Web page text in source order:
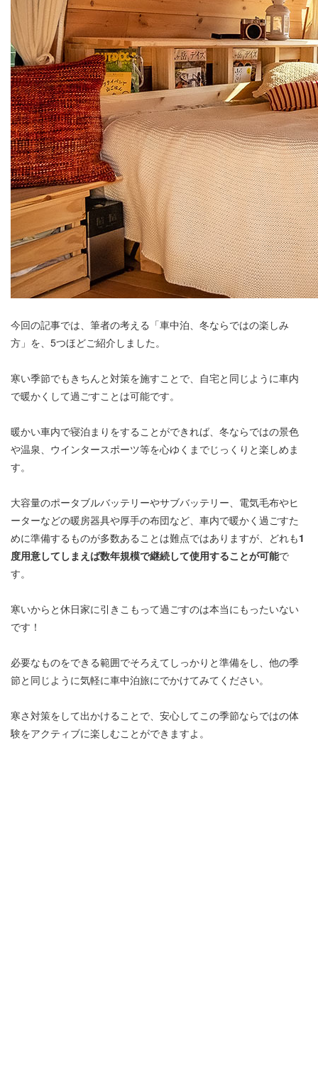
今回の記事では、筆者の考える「車中泊、冬ならではの楽しみ
方」を、5つほどご紹介しました。
寒い季節でもきちんと対策を施すことで、自宅と同じように車内
で暖かくして過ごすことは可能です。
暖かい車内で寝泊まりをすることができれば、冬ならではの景色
や温泉、ウインタースポーツ等を心ゆくまでじっくりと楽しめま
す。
大容量のポータブルバッテリーやサブバッテリー、電気毛布やヒ
ーターなどの暖房器具や厚手の布団など、車内で暖かく過ごすた
めに準備するものが多数あることは難点ではありますが、どれも1
度用意してしまえば数年規模で継続して使用することが可能で
す。
寒いからと休日家に引きこもって過ごすのは本当にもったいない
です！
必要なものをできる範囲でそろえてしっかりと準備をし、他の季
節と同じように気軽に車中泊旅にでかけてみてください。
寒さ対策をして出かけることで、安心してこの季節ならではの体
験をアクティブに楽しむことができますよ。